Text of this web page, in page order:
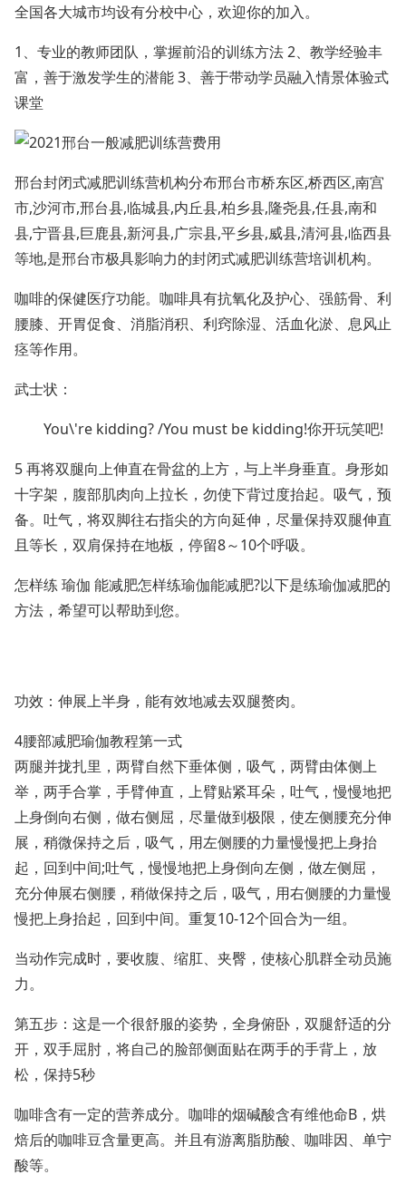
全国各大城市均设有分校中心，欢迎你的加入。
1、专业的教师团队，掌握前沿的训练方法 2、教学经验丰
富，善于激发学生的潜能 3、善于带动学员融入情景体验式
课堂
邢台封闭式减肥训练营机构分布邢台市桥东区,桥西区,南宫
市,沙河市,邢台县,临城县,内丘县,柏乡县,隆尧县,任县,南和
县,宁晋县,巨鹿县,新河县,广宗县,平乡县,威县,清河县,临西县
等地,是邢台市极具影响力的封闭式减肥训练营培训机构。
咖啡的保健医疗功能。咖啡具有抗氧化及护心、强筋骨、利
腰膝、开胃促食、消脂消积、利窍除湿、活血化淤、息风止
痉等作用。
武士状：
You\'re kidding? /You must be kidding!你开玩笑吧!
5 再将双腿向上伸直在骨盆的上方，与上半身垂直。身形如
十字架，腹部肌肉向上拉长，勿使下背过度抬起。吸气，预
备。吐气，将双脚往右指尖的方向延伸，尽量保持双腿伸直
且等长，双肩保持在地板，停留8～10个呼吸。
怎样练 瑜伽 能减肥怎样练瑜伽能减肥?以下是练瑜伽减肥的
方法，希望可以帮助到您。
功效：伸展上半身，能有效地减去双腿赘肉。
4腰部减肥瑜伽教程第一式
两腿并拢扎里，两臂自然下垂体侧，吸气，两臂由体侧上
举，两手合掌，手臂伸直，上臂贴紧耳朵，吐气，慢慢地把
上身倒向右侧，做右侧屈，尽量做到极限，使左侧腰充分伸
展，稍微保持之后，吸气，用左侧腰的力量慢慢把上身抬
起，回到中间;吐气，慢慢地把上身倒向左侧，做左侧屈，
充分伸展右侧腰，稍做保持之后，吸气，用右侧腰的力量慢
慢把上身抬起，回到中间。重复10-12个回合为一组。
当动作完成时，要收腹、缩肛、夹臀，使核心肌群全动员施
力。
第五步：这是一个很舒服的姿势，全身俯卧，双腿舒适的分
开，双手屈肘，将自己的脸部侧面贴在两手的手背上，放
松，保持5秒
咖啡含有一定的营养成分。咖啡的烟碱酸含有维他命B，烘
焙后的咖啡豆含量更高。并且有游离脂肪酸、咖啡因、单宁
酸等。